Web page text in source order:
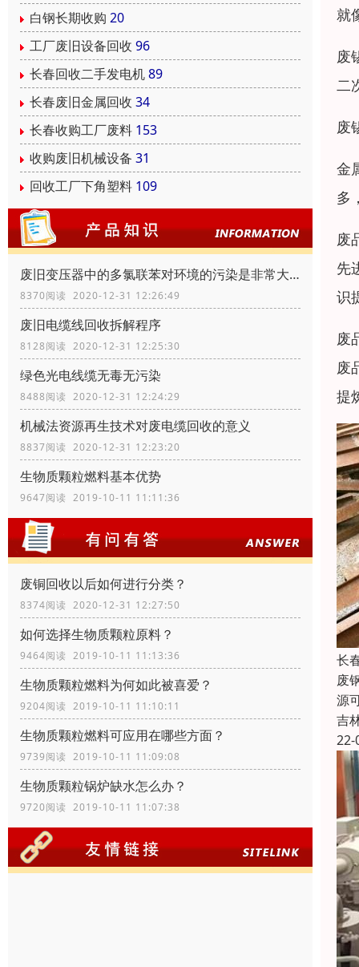
白钢长期收购 20
工厂废旧设备回收 96
长春回收二手发电机89
长春废旧金属回收 34
长春收购工厂废料 153
收购废旧机械设备 31
回收工厂下角塑料 109
废旧变压器中的多氯联苯对环境的污染是非常大的
8370阅读 2020-12-31 12:26:49
废旧电缆线回收拆解程序
8128阅读 2020-12-31 12:25:30
绿色光电线缆无毒无污染
8488阅读 2020-12-31 12:24:29
机械法资源再生技术对废电缆回收的意义
8837阅读 2020-12-31 12:23:20
生物质颗粒燃料基本优势
9647阅读 2019-10-11 11:11:36
废铜回收以后如何进行分类？
8374阅读 2020-12-31 12:27:50
如何选择生物质颗粒原料？
9464阅读 2019-10-11 11:13:36
生物质颗粒燃料为何如此被喜爱？
9204阅读 2019-10-11 11:10:11
生物质颗粒燃料可应用在哪些方面？
9739阅读 2019-10-11 11:09:08
生物质颗粒锅炉缺水怎么办？
9720阅读 2019-10-11 11:07:38
就
废
二
废
金
多
废
先
识
废
废
提
长
废
源
吉
22-